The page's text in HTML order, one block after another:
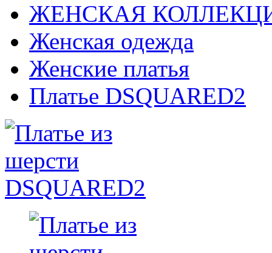
ЖЕНСКАЯ
Женская одежда
Женские платья
Платье DSQUARED2